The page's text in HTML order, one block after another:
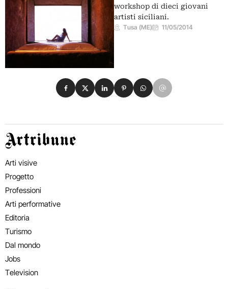
workshop di dieci giovani
artisti siciliani.
Tusa (ME) 11/05/2014
Condividi su Facebook
Condividi su X
Condividi su LinkedIn
Condividi su Pinterest
Condividi su WhatsApp
Condividi su Email
Artribune
Arti visive
Progetto
Professioni
Arti performative
Editoria
Turismo
Dal mondo
Jobs
Television